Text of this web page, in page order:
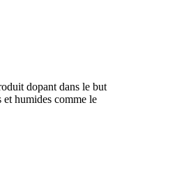
dopant dans le but
et humides comme le